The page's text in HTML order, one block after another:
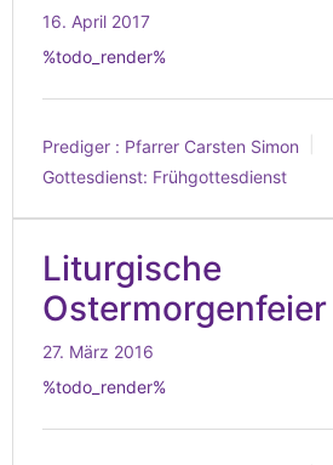
16. April 2017
%todo_render%
Prediger : Pfarrer Carsten Simon
Gottesdienst: Frühgottesdienst
Liturgische
Ostermorgenfeier
27. März 2016
%todo_render%